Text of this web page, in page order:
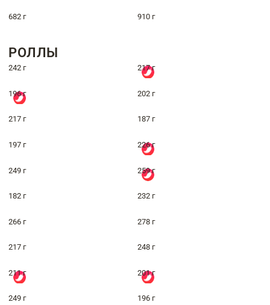
682 г 910 г
РОЛЛЫ
242 г 217 г
196 г 202 г
217 г 187 г
197 г 226 г
249 г 259 г
182 г 232 г
266 г 278 г
217 г 248 г
211 г 201 г
249 г 196 г